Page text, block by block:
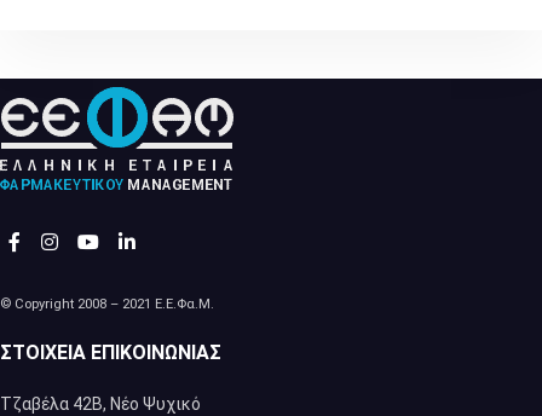
© Copyright 2008 – 2021 Ε.Ε.Φα.Μ.
ΣΤΟΙΧΕΊΑ ΕΠΙΚΟΙΝΩΝΊΑΣ
Τζαβέλα 42Β, Νέο Ψυχικό